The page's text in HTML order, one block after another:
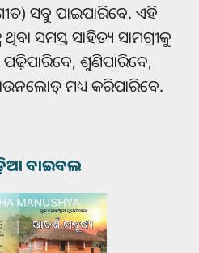
ସବୁ ପାଇପାରିବେ. ଏହି
ସମସ୍ତ ସାହିତ୍ୟ ସାମଗ୍ରୀକୁ
ଶୁଣିପାରିବେ,
ମଧ୍ୟ କରିପାରିବେ.
ବାଇବଲ